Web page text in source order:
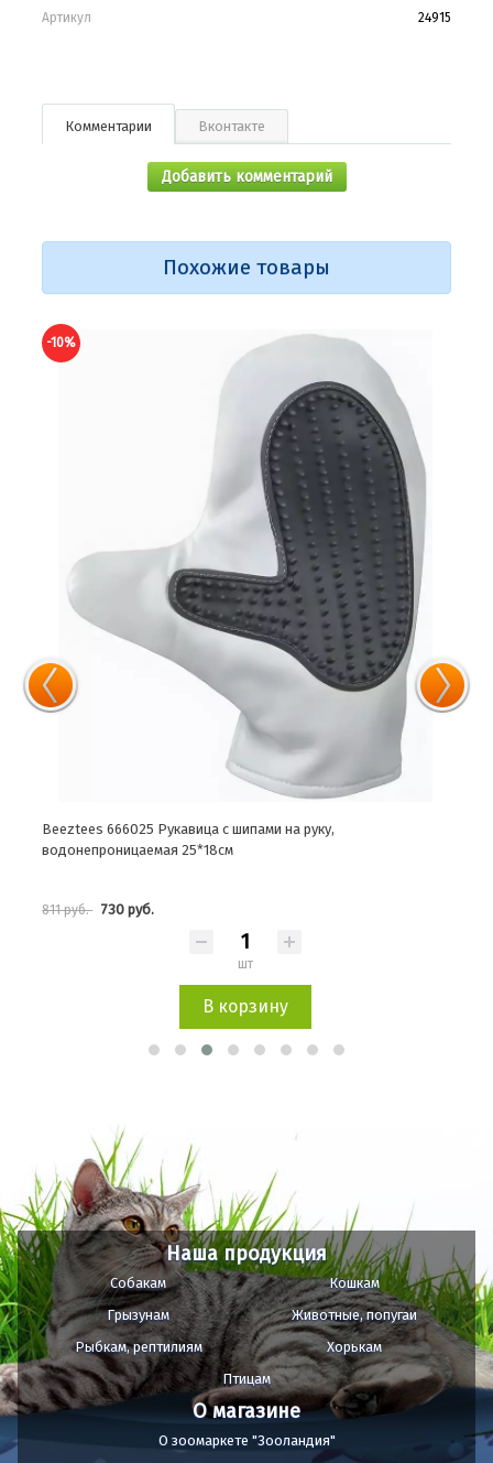
Артикул 24915
Комментарии Вконтакте
Добавить комментарий
Похожие товары
-10%
Beeztees 666025 Рукавица с шипами на руку,
водонепроницаемая 25*18см
811 руб. 730 руб.
шт
В корзину
Наша продукция
Собакам
Кошкам
Грызунам
Животные, попугаи
Рыбкам, рептилиям
Хорькам
Птицам
О магазине
О зоомаркете "Зооландия"